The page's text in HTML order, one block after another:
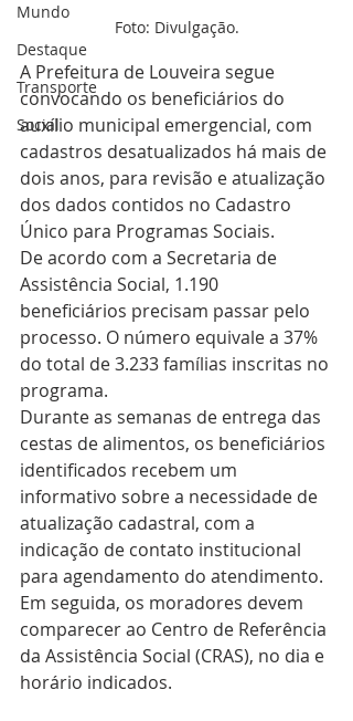
Mundo
Destaque
Transporte
Social
Foto: Divulgação.
A Prefeitura de Louveira segue
convocando os beneficiários do
auxílio municipal emergencial, com
cadastros desatualizados há mais de
dois anos, para revisão e atualização
dos dados contidos no Cadastro
Único para Programas Sociais.
De acordo com a Secretaria de
Assistência Social, 1.190
beneficiários precisam passar pelo
processo. O número equivale a 37%
do total de 3.233 famílias inscritas no
programa.
Durante as semanas de entrega das
cestas de alimentos, os beneficiários
identificados recebem um
informativo sobre a necessidade de
atualização cadastral, com a
indicação de contato institucional
para agendamento do atendimento.
Em seguida, os moradores devem
comparecer ao Centro de Referência
da Assistência Social (CRAS), no dia e
horário indicados.